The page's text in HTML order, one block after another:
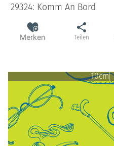
29324: Komm An Bord
Merken Teilen
10cm